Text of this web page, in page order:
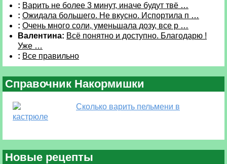
: Варить не более 3 минут, иначе будут твё …
: Ожидала большего. Не вкусно. Испортила п …
: Очень много соли, уменьшала дозу, все р …
Валентина: Всё понятно и доступно. Благодарю !
Уже …
: Все правильно
Справочник Накормишки
Сколько варить пельмени в
кастрюле
Новые рецепты